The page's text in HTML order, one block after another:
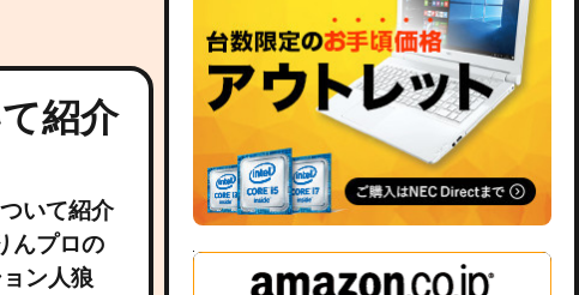
紹介
いて紹介
んプロの
ン人狼